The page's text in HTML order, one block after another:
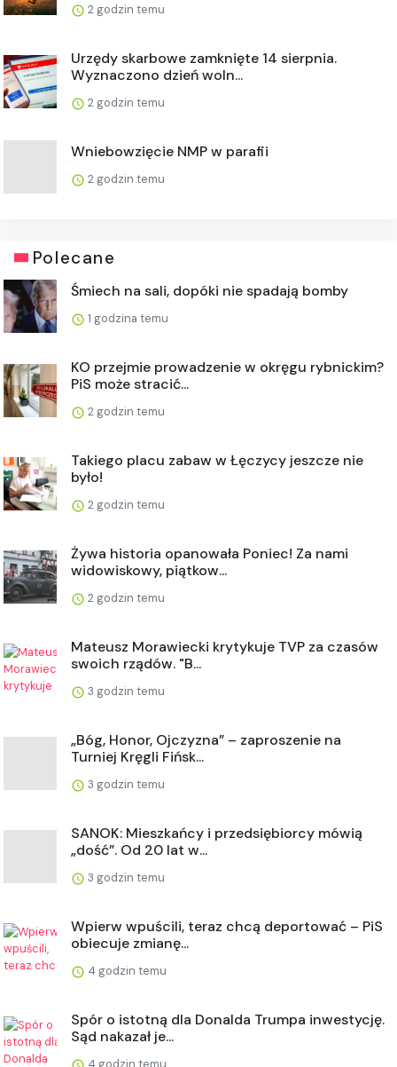
2 godzin temu
Urzędy skarbowe zamknięte 14 sierpnia.
Wyznaczono dzień woln...
2 godzin temu
Wniebowzięcie NMP w parafii
2 godzin temu
Polecane
Śmiech na sali, dopóki nie spadają bomby
1 godzina temu
KO przejmie prowadzenie w okręgu rybnickim?
PiS może stracić...
2 godzin temu
Takiego placu zabaw w Łęczycy jeszcze nie
było!
2 godzin temu
Żywa historia opanowała Poniec! Za nami
widowiskowy, piątkow...
2 godzin temu
Mateusz Morawiecki krytykuje TVP za czasów
swoich rządów. "B...
3 godzin temu
„Bóg, Honor, Ojczyzna” – zaproszenie na
Turniej Kręgli Fińsk...
3 godzin temu
SANOK: Mieszkańcy i przedsiębiorcy mówią
„dość”. Od 20 lat w...
3 godzin temu
Wpierw wpuścili, teraz chcą deportować – PiS
obiecuje zmianę...
4 godzin temu
Spór o istotną dla Donalda Trumpa inwestycję.
Sąd nakazał je...
4 godzin temu